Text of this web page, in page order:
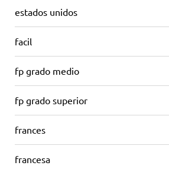
estados unidos
facil
fp grado medio
fp grado superior
frances
francesa